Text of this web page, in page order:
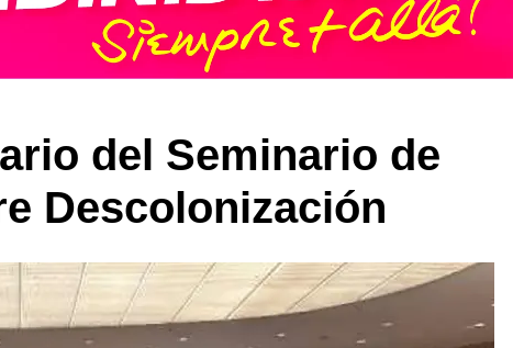
del Seminario de
Descolonización